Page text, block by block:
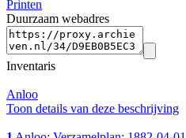
Printen
Duurzaam webadres
Inventaris
Anloo
Toon details van deze beschrijving